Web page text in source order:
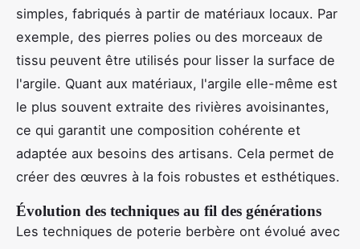
simples, fabriqués à partir de matériaux locaux. Par
exemple, des pierres polies ou des morceaux de
tissu peuvent être utilisés pour lisser la surface de
l'argile. Quant aux matériaux, l'argile elle-même est
le plus souvent extraite des rivières avoisinantes,
ce qui garantit une composition cohérente et
adaptée aux besoins des artisans. Cela permet de
créer des œuvres à la fois robustes et esthétiques.
Évolution des techniques au fil des générations
Les techniques de poterie berbère ont évolué avec